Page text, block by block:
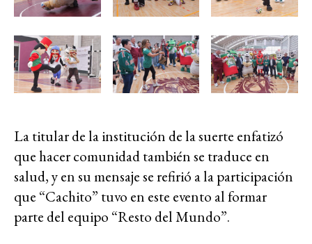
La titular de la institución de la suerte enfatizó
que hacer comunidad también se traduce en
salud, y en su mensaje se refirió a la participación
que “Cachito” tuvo en este evento al formar
parte del equipo “Resto del Mundo”.